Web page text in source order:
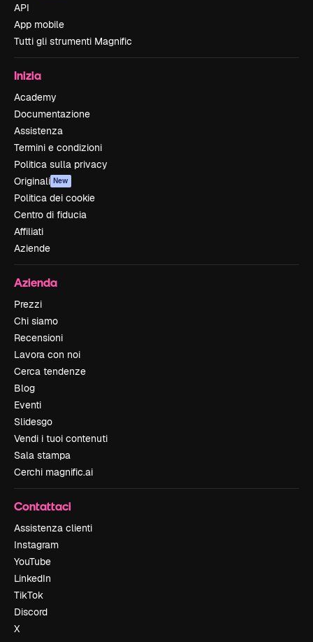
API
App mobile
Tutti gli strumenti Magnific
Inizia
Academy
Documentazione
Assistenza
Termini e condizioni
Politica sulla privacy
Originali New
Politica dei cookie
Centro di fiducia
Affiliati
Aziende
Azienda
Prezzi
Chi siamo
Recensioni
Lavora con noi
Cerca tendenze
Blog
Eventi
Slidesgo
Vendi i tuoi contenuti
Sala stampa
Cerchi magnific.ai
Contattaci
Assistenza clienti
Instagram
YouTube
LinkedIn
TikTok
Discord
X